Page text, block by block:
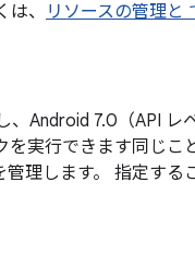
、
リソースの管理と
、Android 7.0（API レ
を実行できます同じこ
理します。 指定する